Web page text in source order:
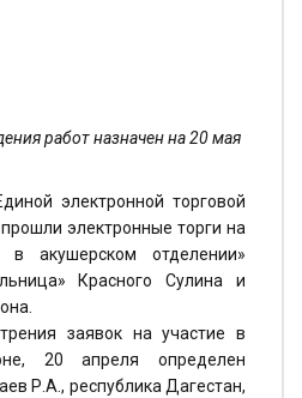
работ назначен на 20 мая
электронной торговой
электронные торги на
акушерском отделении»
Красного Сулина и
заявок на участие в
20 апреля определен
Р.А., республика Дагестан,